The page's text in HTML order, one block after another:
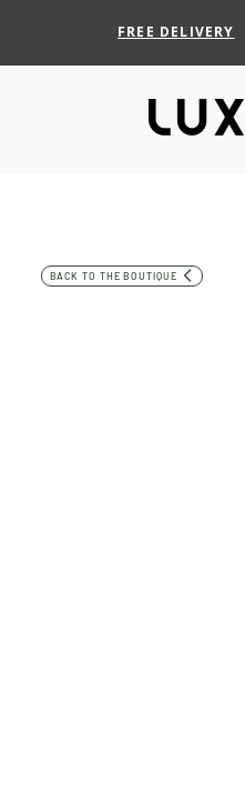
FREE DELIVERY
BACK TO THE BOUTIQUE